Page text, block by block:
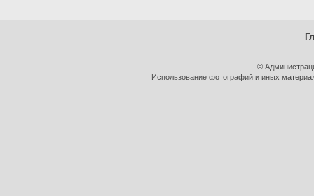
©
Использование фотографий и иных